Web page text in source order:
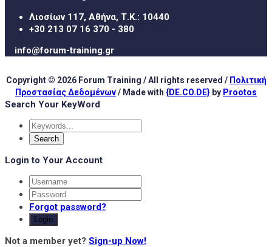
Λιοσίων 117, Αθήνα, Τ.Κ.: 10440
+30 213 07 16 370 - 380
info@forum-training.gr
Copyright © 2026 Forum Training / All rights reserved / Πολιτική
Προστασίας Δεδομένων/ Made with {DE.CO.DE} by Prootos
Search Your KeyWord
Login to Your Account
Forgot password?
Login
Not a member yet? Sign-up Now!